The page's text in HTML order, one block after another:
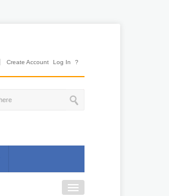
Create Account Log In ?